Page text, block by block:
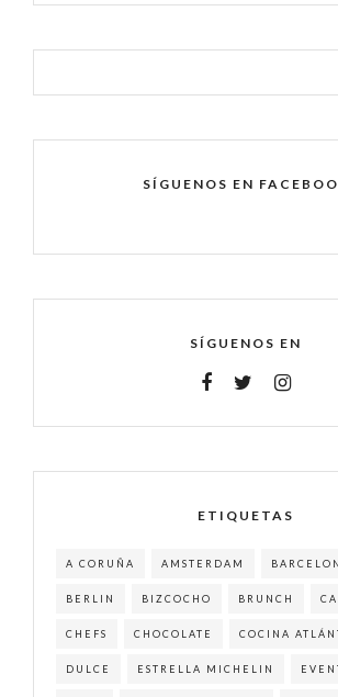
SÍGUENOS EN
SÍGUENOS EN
ETIQUETAS
A CORUÑA AMSTERDAM
BERLIN BIZCOCHO BRUNCH
CHEFS CHOCOLATE COCINA
DULCE ESTRELLA MICHELIN